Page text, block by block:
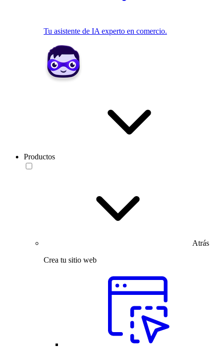
Tu asistente de IA experto en comercio.
Productos
Atrás
Crea tu sitio web